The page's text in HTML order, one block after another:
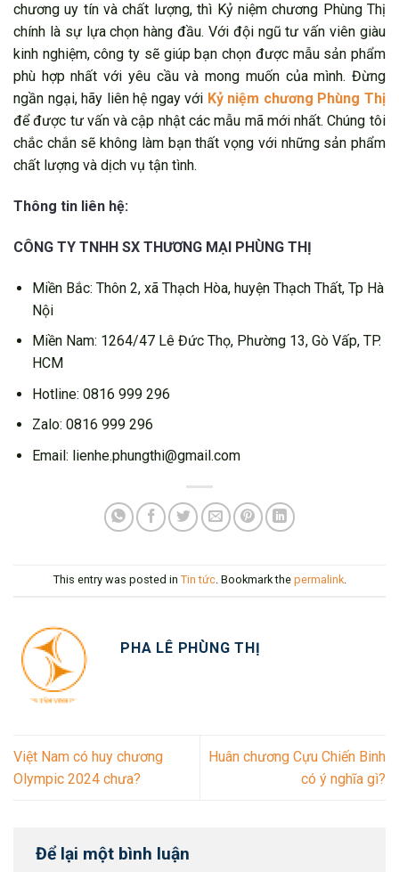
chương uy tín và chất lượng, thì Kỷ niệm chương Phùng Thị
chính là sự lựa chọn hàng đầu. Với đội ngũ tư vấn viên giàu
kinh nghiệm, công ty sẽ giúp bạn chọn được mẫu sản phẩm
phù hợp nhất với yêu cầu và mong muốn của mình. Đừng
ngần ngại, hãy liên hệ ngay với Kỷ niệm chương Phùng Thị
để được tư vấn và cập nhật các mẫu mã mới nhất. Chúng tôi
chắc chắn sẽ không làm bạn thất vọng với những sản phẩm
chất lượng và dịch vụ tận tình.
Thông tin liên hệ:
CÔNG TY TNHH SX THƯƠNG MẠI PHÙNG THỊ
Miền Bắc: Thôn 2, xã Thạch Hòa, huyện Thạch Thất, Tp Hà
Nội
Miền Nam: 1264/47 Lê Đức Thọ, Phường 13, Gò Vấp, TP.
HCM
Hotline: 0816 999 296
Zalo: 0816 999 296
Email: lienhe.phungthi@gmail.com
This entry was posted in Tin tức. Bookmark the permalink.
PHA LÊ PHÙNG THỊ
Việt Nam có huy chương
Olympic 2024 chưa?
Huân chương Cựu Chiến Binh
có ý nghĩa gì?
Để lại một bình luận